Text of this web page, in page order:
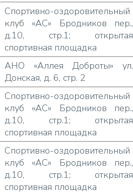
Спортивно-оздоровительный
клуб «АС» Бродников пер.,
д.10, стр.1; открытая
спортивная площадка
АНО «Аллея Доброты» ул.
Донская, д. 6, стр. 2
Спортивно-оздоровительный
клуб «АС» Бродников пер.,
д.10, стр.1; открытая
спортивная площадка
Спортивно-оздоровительный
клуб «АС» Бродников пер.,
д.10, стр.1; открытая
спортивная площадка